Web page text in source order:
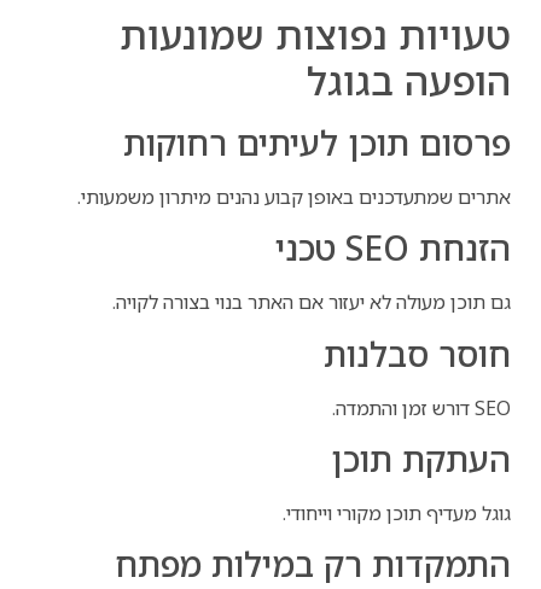
טעויות נפוצות שמונעות
הופעה בגוגל
פרסום תוכן לעיתים רחוקות
אתרים שמתעדכנים באופן קבוע נהנים מיתרון משמעותי.
הזנחת SEO טכני
גם תוכן מעולה לא יעזור אם האתר בנוי בצורה לקויה.
חוסר סבלנות
SEO דורש זמן והתמדה.
העתקת תוכן
גוגל מעדיף תוכן מקורי וייחודי.
התמקדות רק במילות מפתח